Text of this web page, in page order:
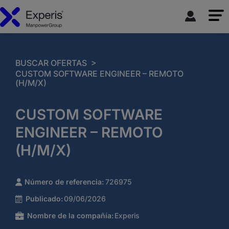
BUSCAR OFERTAS >
CUSTOM SOFTWARE ENGINEER – REMOTO
(H/M/X)
CUSTOM SOFTWARE
ENGINEER – REMOTO
(H/M/X)
Número de referencia: 726975
Publicado: 09/06/2026
Nombre de la compañía: Experis